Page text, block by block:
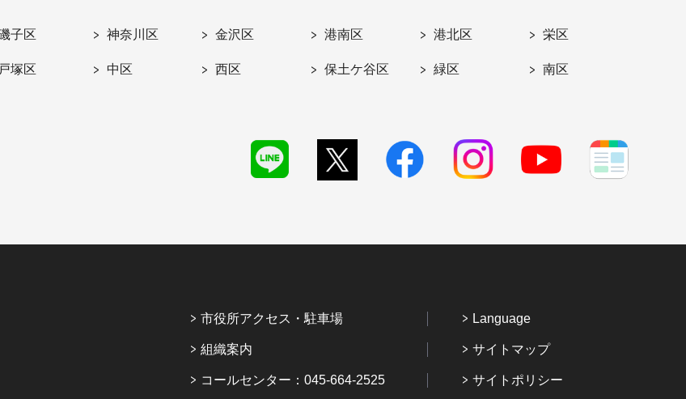
子区 神奈川区 金沢区 港南区 港北区 栄区
戸塚区 中区 西区 保土ケ谷区 緑区 南区
市役所アクセス・駐車場
組織案内
コールセンター：045-664-2525
Language
サイトマップ
サイトポリシー